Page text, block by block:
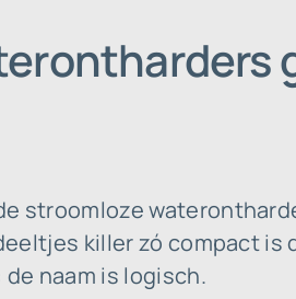
stroomloze
killer zó compact is
naam is logisch.